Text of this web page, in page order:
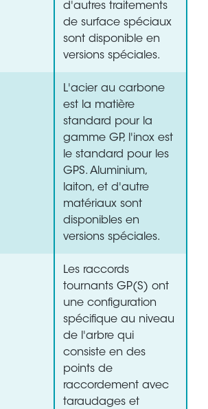
d'autres traitements
de surface spéciaux
sont disponible en
versions spéciales.
L'acier au carbone
est la matière
standard pour la
gamme GP, l'inox est
le standard pour les
GPS. Aluminium,
laiton, et d'autre
matériaux sont
disponibles en
versions spéciales.
Les raccords
tournants GP(S) ont
une configuration
spécifique au niveau
de l'arbre qui
consiste en des
points de
raccordement avec
taraudages et